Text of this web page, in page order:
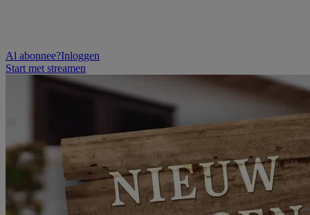
Al abonnee?Inloggen
Start met streamen